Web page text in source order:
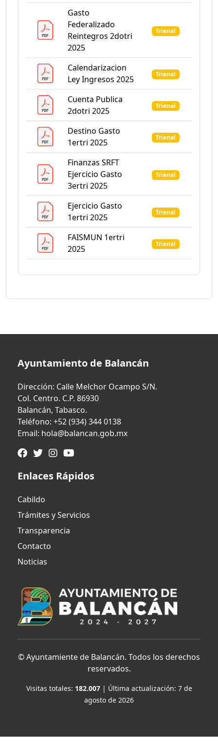
Gasto
Federalizado
Reintegros 2dotri
2025
Trienal
Calendarizacion
Ley Ingresos 2025
Trienal
Cuenta Publica
2dotri 2025
Trienal
Destino Gasto
1ertri 2025
Trienal
Finanzas SRFT
Ejercicio Gasto
3ertri 2025
Trienal
Ejercicio Gasto
1ertri 2025
Trienal
FAISMUN 1ertri
2025
Trienal
Ayuntamiento de Balancán
Dirección: Calle Melchor Ocampo S/N.
Col. Centro. C.P. 86930
Balancán, Tabasco.
Teléfono: +52 (934) 344 0138
Email: hola@balancan.gob.mx
Enlaces Rápidos
Cabildo
Trámites y Servicios
Transparencia
Contacto
Noticias
©Ayuntamiente de Balancán. Todos los derechos
reservados.
Visitas totales: 182.007| Última actualización: 7 de
agosto de 2026